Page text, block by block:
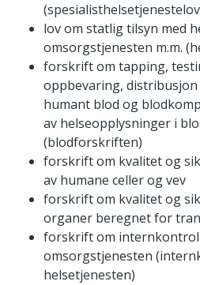
lov om statlig tilsyn med
omsorgstjenesten m.m.
forskrift om tapping,
oppbevaring,
humant blod og
av helseopplysninger i
(blodforskriften)
forskrift om kvalitet og
av humane celler og vev
forskrift om kvalitet og
organer beregnet for
forskrift om
omsorgstjenesten
helsetjenesten)